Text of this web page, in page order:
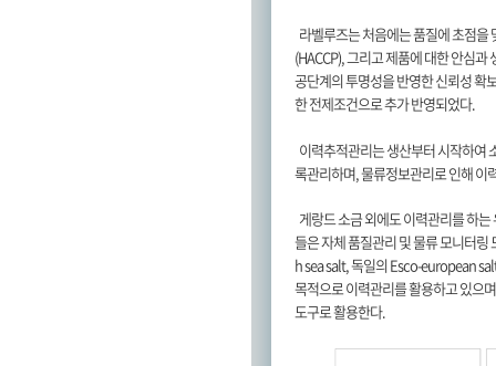
라벨루즈는 처음에는 품질에 초점
(HACCP), 그리고 제품에 대한 안심
공단계의 투명성을 반영한 신뢰성 확
한 전제조건으로 추가 반영되었다.
이력추적관리는 생산부터 시작하여
록관리하며, 물류정보관리로 인해 이
게랑드 소금 외에도 이력관리를 하
들은 자체 품질관리 및 물류 모니터
h sea salt, 독일의 Esco-european
목적으로 이력관리를 활용하고 있으
도구로 활용한다.